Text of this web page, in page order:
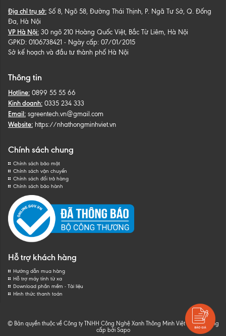
Địa chỉ trụ sở: Số 8, Ngõ 58, Đường Thái Thịnh, P. Ngã Tư Sở, Q. Đống
Đa, Hà Nội
VP Hà Nội: 30 ngõ 210 Hoàng Quốc Việt, Bắc Từ Liêm, Hà Nội
GPKD: 0106738421 - Ngày cấp: 07/01/2015
Sở kế hoạch và đầu tư thành phố Hà Nội
Thông tin
Hotline: 0899 55 55 66
Kinh doanh: 0335 234 333
Email: sgreentech.vn@gmail.com
Website: https://nhathongminhviet.vn
Chính sách chung
Chính sách bảo mật
Chính sách vận chuyển
Chính sách đổi trả hàng
Chính sách bảo hành
Hỗ trợ khách hàng
Hướng dẫn mua hàng
Hỗ trợ máy tính từ xa
Download phần mềm - Tài liệu
Hình thức thanh toán
© Bản quyền thuộc về Công ty TNHH Công Nghệ Xanh Thông Minh Việt Nam |Cung
cấp bởi Sapo